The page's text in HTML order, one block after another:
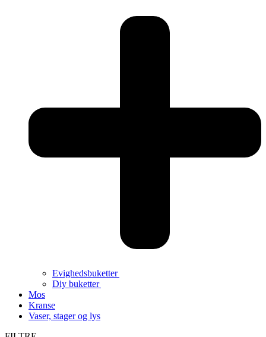
Evighedsbuketter
Diy buketter
Mos
Kranse
Vaser, stager og lys